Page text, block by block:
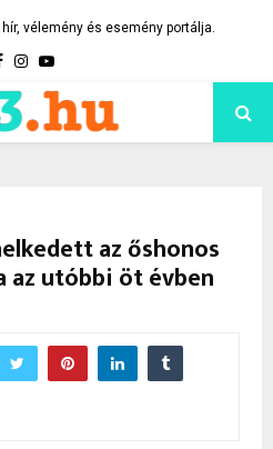
vélemény és esemény portálja.
Facebook
Instagram
Youtube
az őshonos
az utóbbi öt évben